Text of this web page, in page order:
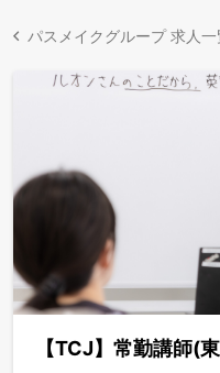
パスメイクグループ 求人一
【TCJ】常勤講師(